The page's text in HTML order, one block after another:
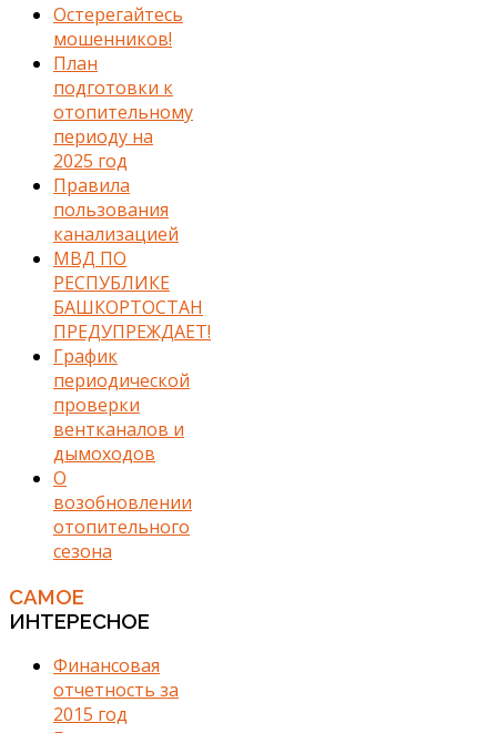
Остерегайтесь
мошенников!
План
подготовки к
отопительному
периоду на
2025 год
Правила
пользования
канализацией
МВД ПО
РЕСПУБЛИКЕ
БАШКОРТОСТАН
ПРЕДУПРЕЖДАЕТ!
График
периодической
проверки
вентканалов и
дымоходов
О
возобновлении
отопительного
сезона
САМОЕ
ИНТЕРЕСНОЕ
Финансовая
отчетность за
2015 год